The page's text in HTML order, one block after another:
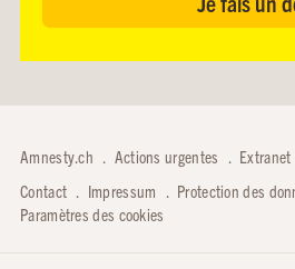
Amnesty.ch Actions urgentes Extranet
Contact
Impressum
Protection des
Paramètres des cookies